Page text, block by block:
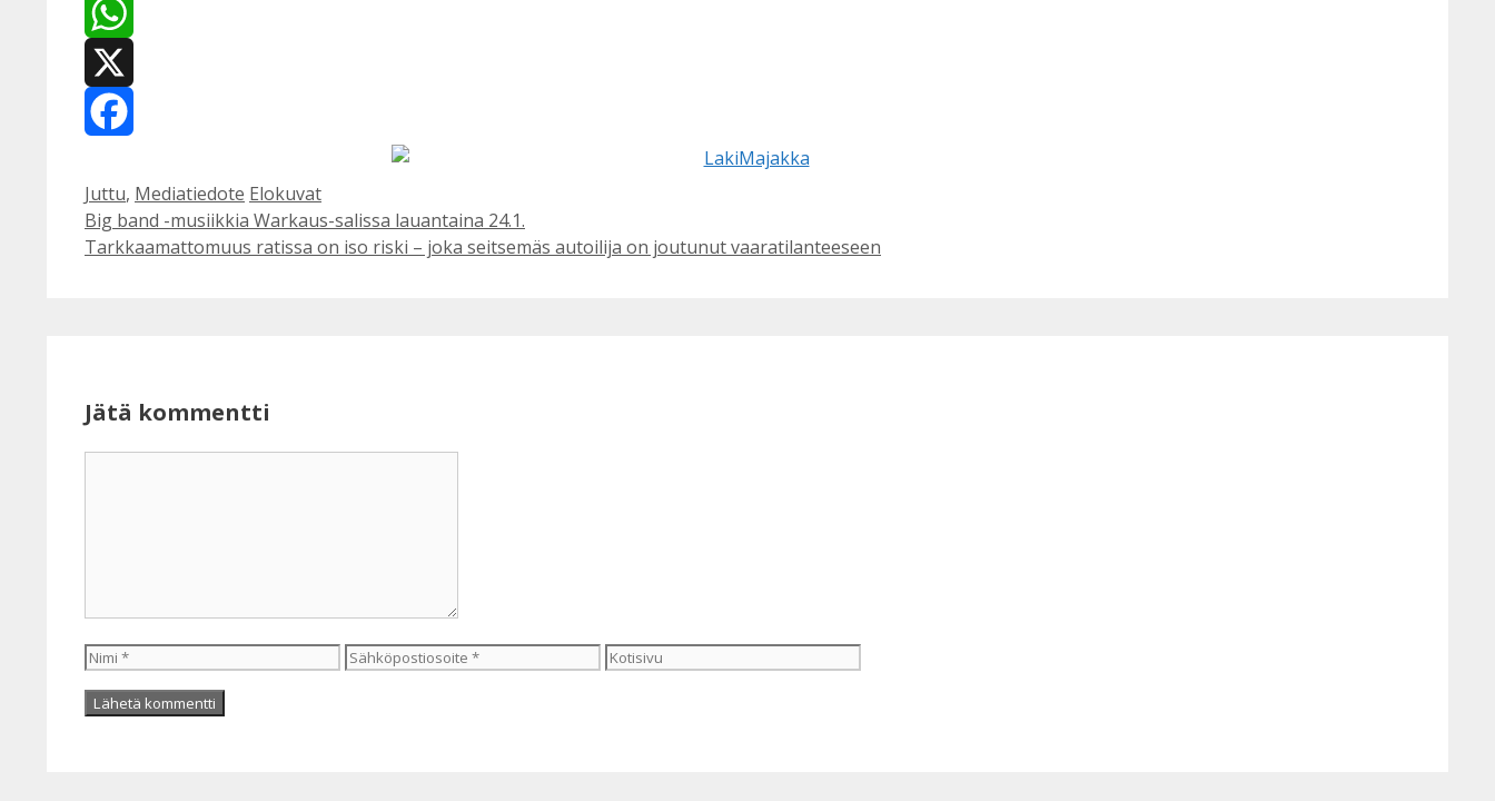
WhatsApp
X
Kategoriat
Juttu, Mediatiedote Avainsanat
Elokuvat
Big band -musiikkia Warkaus-salissa lauantaina 24.1.
Tarkkaamattomuus ratissa on iso riski – joka seitsemäs autoilija on joutunut vaaratilanteeseen
Jätä kommentti
Nimi Sähköpostiosoite Kotisivu